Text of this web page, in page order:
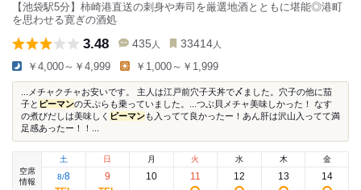
【池袋駅5分】柿崎港直送の刺身や寿司を厳選地酒とともに堪能◎港町
を思わせる寛ぎの酒処
3.48 435 人 33414 人
￥4,000～￥4,999 ￥1,000～￥1,999
...メチャクチャお安いです。 主人は江戸前穴子天丼で〆ました。穴子の他に茄
子と ピーマンの天ぷらも乗っていました。...つぶ貝メチャ美味しかった！ なす
の煮びだしは美味しく ピーマンも入ってて良かったー！あん肝は沢山入ってて満
足感あったー！！...
空席
情報
土
8/8
日
9
月
10
火
11
水
12
木
13
金
14